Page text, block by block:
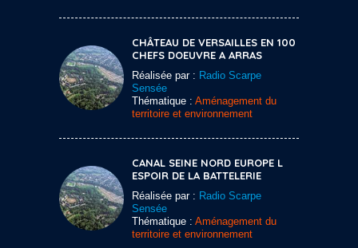
CHÂTEAU DE VERSAILLES EN 100
CHEFS DOEUVRE A ARRAS
Réalisée par : Radio Scarpe
Sensée
Thématique : Aménagement du
territoire et environnement
CANAL SEINE NORD EUROPE L
ESPOIR DE LA BATTELERIE
Réalisée par : Radio Scarpe
Sensée
Thématique : Aménagement du
territoire et environnement